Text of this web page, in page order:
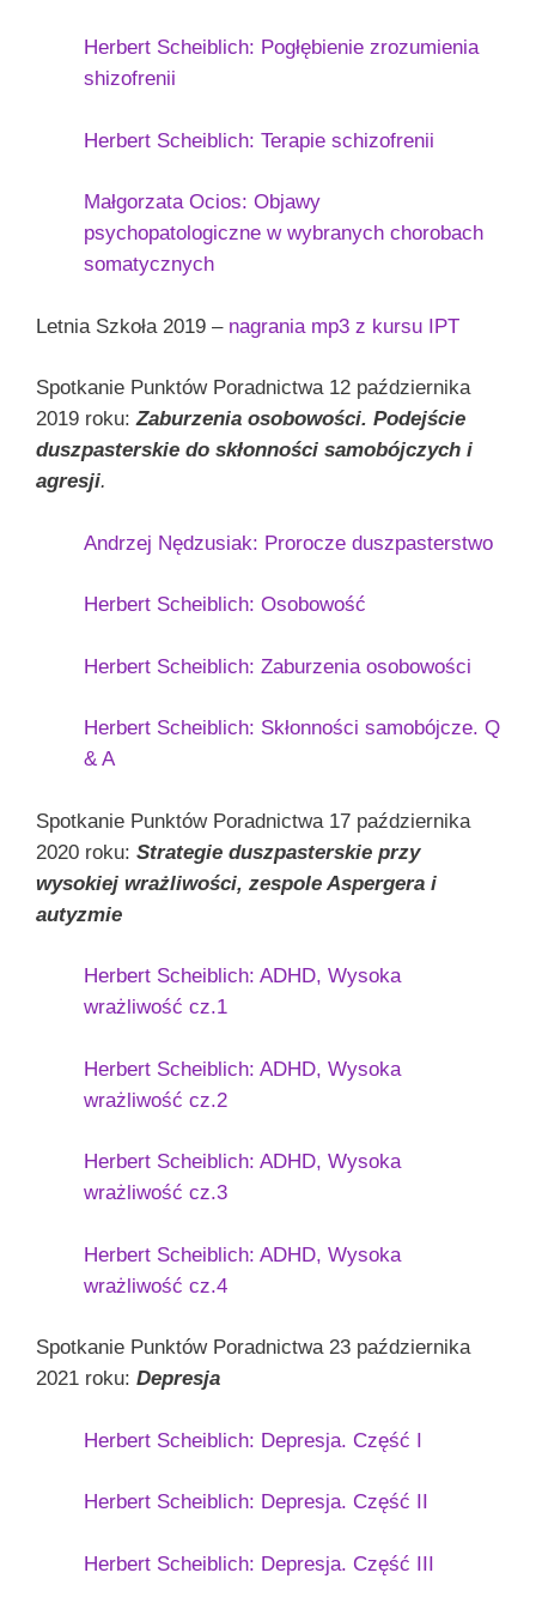
Herbert Scheiblich: Pogłębienie zrozumienia
shizofrenii
Herbert Scheiblich: Terapie schizofrenii
Małgorzata Ocios: Objawy
psychopatologiczne w wybranych chorobach
somatycznych
Letnia Szkoła 2019 – nagrania mp3 z kursu IPT
Spotkanie Punktów Poradnictwa 12 października
2019 roku:Zaburzenia osobowości. Podejście
duszpasterskie do skłonności samobójczych i
agresji.
Andrzej Nędzusiak: Prorocze duszpasterstwo
Herbert Scheiblich: Osobowość
Herbert Scheiblich: Zaburzenia osobowości
Herbert Scheiblich: Skłonności samobójcze. Q
& A
Spotkanie Punktów Poradnictwa 17 października
2020 roku: Strategie duszpasterskie przy
wysokiej wrażliwości, zespole Aspergera i
autyzmie
Herbert Scheiblich: ADHD, Wysoka
wrażliwość cz.1
Herbert Scheiblich: ADHD, Wysoka
wrażliwość cz.2
Herbert Scheiblich: ADHD, Wysoka
wrażliwość cz.3
Herbert Scheiblich: ADHD, Wysoka
wrażliwość cz.4
Spotkanie Punktów Poradnictwa 23 października
2021 roku: Depresja
Herbert Scheiblich: Depresja. Część I
Herbert Scheiblich: Depresja. Część II
Herbert Scheiblich: Depresja. Część III